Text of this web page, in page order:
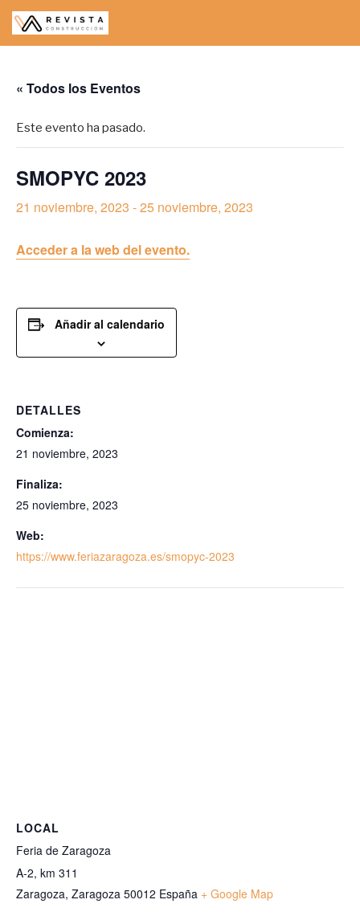
Saltar
contenido
« Todos los Eventos
Este evento ha pasado.
SMOPYC 2023
21 noviembre, 2023 -25 noviembre, 2023
Acceder a la web del evento.
Añadir al calendario
DETALLES
Comienza:
21 noviembre, 2023
Finaliza:
25 noviembre, 2023
Web:
https://www.feriazaragoza.es/smopyc-2023
LOCAL
Feria de Zaragoza
A-2, km 311
Zaragoza, Zaragoza 50012 España + Google Map